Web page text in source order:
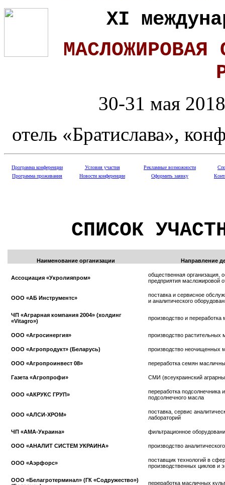
ХI
30-31 мая
отель «Братислава»,
Программа конференции Условия участия Рекламные возможности
Программа проживания
Новости конференции Оформить заявку
СПИСОК
Наименование организации Направление
Ассоциация «Укролияпром»
общественная организация,
предприятия масложировой
ООО «АБ Инструментс»
поставка и сервисное
и аналитического
ЧП «Аграрная компания 2004» (холдинг
«Vitagro»)
производство и переработка
ООО «Агросинергия» производство растительных
ООО «Агропродукт» (Беларусь) производство неочищенных
ООО «Агропроинвест 08» переработка семян
Газета «Агропрофи» СМИ (всеукраинский
ООО «АКРУКС ГРУП»
переработка подсолнечника
подсолнечного масла
ООО «АЛСИ-ХРОМ»
поставка, сервис
лабораторий
ЧП «АМА-Украина» фильтрационное
ООО «АНАЛИТ СИСТЕМ УКРАИНА» производство
ООО «Аэрфорс»
поставщик технологий в
производственных циклов и
ООО «Белагротерминал» (ГК «Содружество»)
переработка масличных